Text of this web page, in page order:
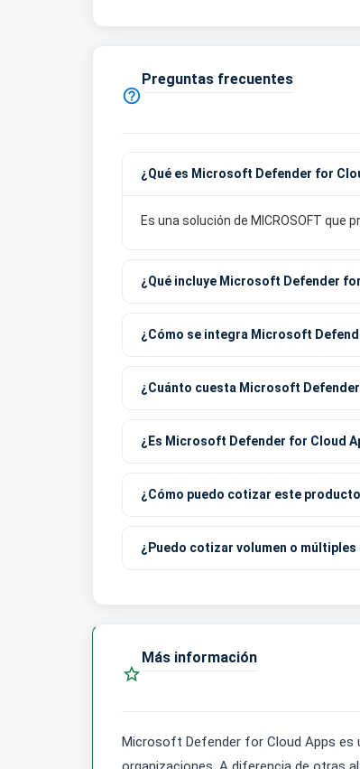

Preguntas frecuentes
¿Qué es Microsoft Defender for
Es una solución de MICROSOFT
¿Qué incluye Microsoft Defender
¿Cómo se integra Microsoft
¿Cuánto cuesta Microsoft
¿Es Microsoft Defender for Cloud
¿Cómo puedo cotizar este
¿Puedo cotizar volumen o múltiples

Más información
Microsoft Defender for Cloud Apps es